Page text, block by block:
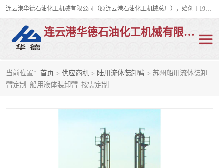
连云港华德石油化工机械有限公司（原连云港石油化工机械总厂），始创于1982年，是从事码头船用流体装卸臂、陆用流体装卸臂（鹤管）、活动梯、钢构平台、定量装车系统等全系列流体装卸设备的设计、制造、销售以及服务的专业供应商。
连云港华德石油化工机械有限公司
当前位置： 首页 > 供应商机 > 陆用流体装卸臂 > 苏州船用流体装卸
臂定制_船用液体装卸臂_按需定制
陆用流体装卸臂
液氯鹤管
活动梯
卸车鹤管